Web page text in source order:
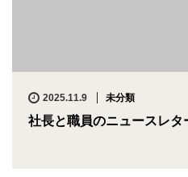
2025.11.9 未分類
社長と職員のニュースレタ